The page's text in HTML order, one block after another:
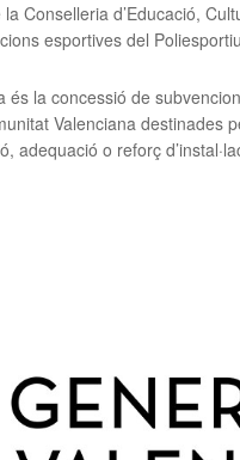
Conselleria d’Educació,
esportives del
és la concessió de
Valenciana destinades
adequació o reforç